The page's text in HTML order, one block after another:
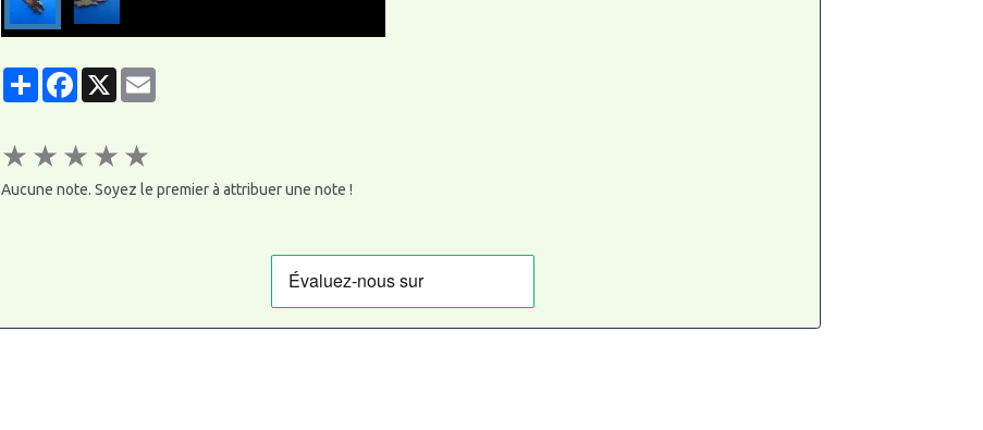
PartagerFacebook
X Email
★ ★ ★ ★ ★
Aucune note. Soyez le premier à attribuer une note !